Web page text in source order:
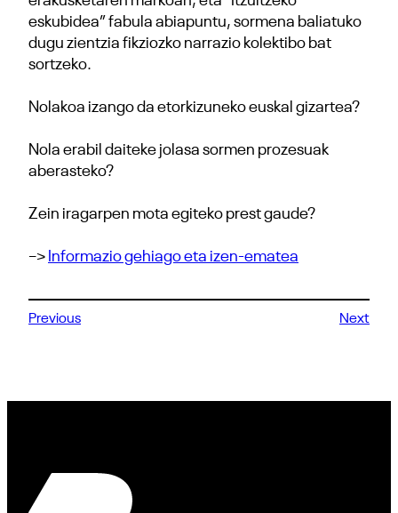
eskubidea” fabula abiapuntu, sormena baliatuko
dugu zientzia fikziozko narrazio kolektibo bat
sortzeko.
Nolakoa izango da etorkizuneko euskal gizartea?
Nola erabil daiteke jolasa sormen prozesuak
aberasteko?
Zein iragarpen mota egiteko prest gaude?
–> Informazio gehiago eta izen-ematea
Previous Next